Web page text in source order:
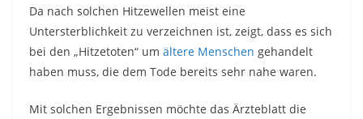
Da nach solchen Hitzewellen meist eine
Untersterblichkeit zu verzeichnen ist, zeigt, dass es sich
bei den „Hitzetoten“ um ältere Menschen gehandelt
haben muss, die dem Tode bereits sehr nahe waren.
Mit solchen Ergebnissen möchte das Ärzteblatt die